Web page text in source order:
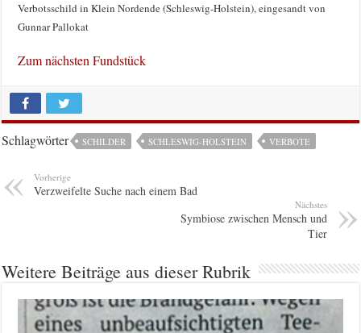
Verbotsschild in Klein Nordende (Schleswig-Holstein), eingesandt von
Gunnar Pallokat
Zum nächsten Fundstück
Schlagwörter SCHILDER SCHLESWIG-HOLSTEIN VERBOTE
Vorherige
Verzweifelte Suche nach einem Bad
Nächstes
Symbiose zwischen Mensch und
Tier
Weitere Beiträge aus dieser Rubrik